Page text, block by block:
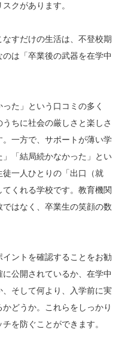
クがあります。
すだけの生活は、不登校期
は「卒業後の武器を在学中
た」という口コミの多く
ちに社会の厳しさと楽しさ
一方で、サポートが薄い学
「結局続かなかった」とい
一人ひとりの「出口（就
くれる学校です。教育機関
はなく、卒業生の笑顔の数
ントを確認することをお勧
公開されているか、在学中
そして何より、入学前に実
どうか。これらをしっかり
を防ぐことができます。